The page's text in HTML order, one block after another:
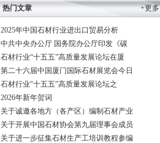
+更多
热门文章
2025年中国石材行业进出口贸易分析
中共中央办公厅 国务院办公厅印发《碳
石材行业“十五五”高质量发展论坛在厦
第二十六届中国厦门国际石材展览会今日
石材行业"十五五"高质量发展论坛之
2026年新年贺词
关于诚邀各地方（各产区）编制石材产业
关于开展中国石材协会第九届理事会成员
关于进一步征集石材生产工培训教程参编